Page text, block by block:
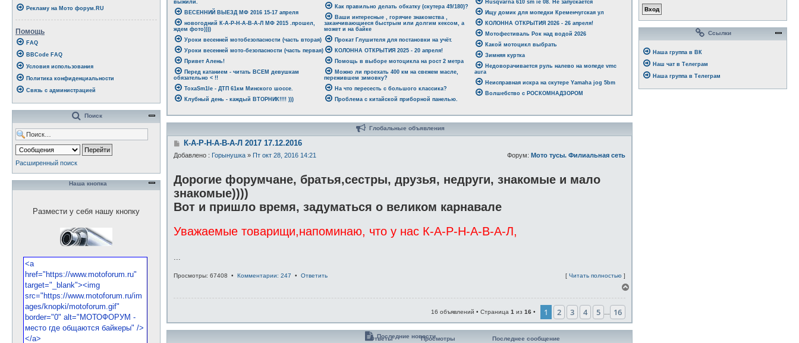
выжили.
ВЕСЕННИЙ ВЫЕЗД МФ 2016 15-17 апреля
новогодний К-А-Р-Н-А-В-А-Л МФ 2015 .прошел,
ждем фото))))
Уроки весенней мотобезопасности (часть вторая)
Уроки весенней мото-безопасности (часть первая)
Привет Алень!
Перед катанием - читать ВСЕМ девушкам
обязательно < !!
ToxaSm1le - ДТП 61км Минского шоссе.
Клубный день - каждый ВТОРНИК!!!! )))
Как правильно делать обкатку (скутера 49/180)?
Ваши интересные , горячие знакомства ,
заканчивающиеся быстрым или долгим кексом, а
может и на байке
Прокат Глушителя для постановки на учёт.
КОЛОННА ОТКРЫТИЯ 2025 - 20 апреля!
Помощь в выборе мотоцикла на рост 2 метра
Можно ли проехать 400 км на свежем масле,
пережившем зимовку?
На что пересесть с большого классика?
Проблема с китайской приборной панелью.
Husqvarna 610 sm ie 08. Не запускается
Ищу домик для мопедки Кременчугская ул
КОЛОННА ОТКРЫТИЯ 2026 - 26 апреля!
Мотофестиваль Рок над водой 2026
Какой мотоцикл выбрать
Зимняя куртка
Недоворачивается руль налево на мопеде vmc
aura
Неисправная искра на скутере Yamaha jog 5bm
Волшебство с РОСКОМНАДЗОРОМ
Глобальные объявления
С
о
о
щ
е
н
е
К-А-Р-Н-А-В-А-Л 2017 17.12.2016
Добавлено : Горынушка » Пт окт 28, 2016 14:21 Форум: Мото тусы. Филиальная сеть
Дорогие форумчане, братья,сестры, друзья, недруги, знакомые и мало
знакомые))))
Вот и пришло время, задуматься о великом карнавале
Уважаемые товарищи,напоминаю, что у нас К-А-Р-Н-А-В-А-Л,
...
Просмотры: 67408 • Комментарии: 247 • Ответить [ Читать полностью ]
т
16 объявлений • Страница 1 из 16 • 1 2 3 4 5 16
Последние новости
Ответы Просмотры Последнее сообщение
Рекламу на Мото форум.RU
Помощь
FAQ
BBCode FAQ
Условия использования
Политика конфиденциальности
Связь с администрацией
Поиск
Расширенный поиск
Наша кнопка
Размести у себя нашу кнопку
Ссылки
Наша группа в ВК
Наш чат в Телеграм
Наша группа в Телеграм